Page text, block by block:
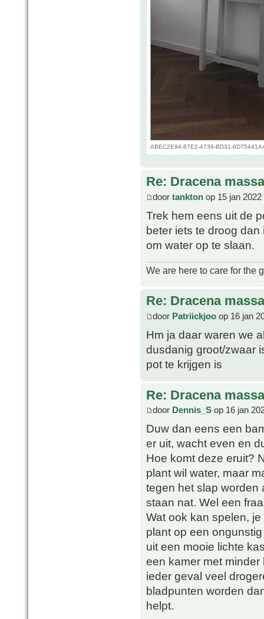
ABEC2E94-87E2-4739-BD31-
Re: Dracena
door tankton op 15 jan 2022
Trek hem eens uit de
beter iets te droog
om water op te slaan.
We are here to care for the
Re: Dracena
door Patriickjoo op 16 jan
Hm ja daar waren we
dusdanig groot/zwaar
pot te krijgen is
Re: Dracena
door Dennis_S op 16 jan
Duw dan eens een
er uit, wacht even en
Hoe komt deze eruit?
plant wil water, maar
tegen het slap worden
staan nat. Wel een
Wat ook kan spelen,
plant op een
uit een mooie lichte
een kamer met
ieder geval veel
bladpunten worden
helpt.